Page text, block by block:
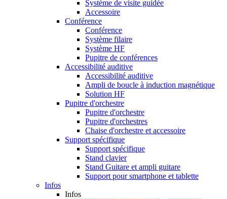
Système de visite guidée
Accessoire
Conférence
Conférence
Système filaire
Système HF
Pupitre de conférences
Accessibilité auditive
Accessibilité auditive
Ampli de boucle à induction magnétique
Solution HF
Pupitre d'orchestre
Pupitre d'orchestre
Pupitre d'orchestres
Chaise d'orchestre et accessoire
Support spécifique
Support spécifique
Stand clavier
Stand Guitare et ampli guitare
Support pour smartphone et tablette
Infos
Infos